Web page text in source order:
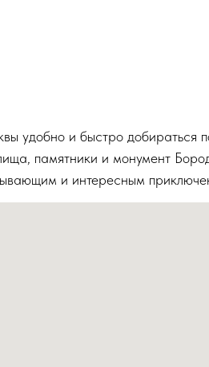
удобно и быстро добираться
памятники и монумент
и интересным